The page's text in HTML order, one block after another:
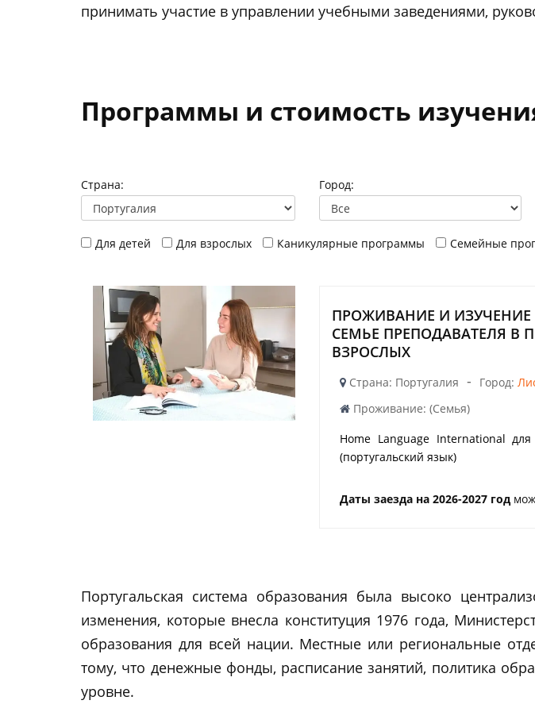
принимать участие в управлении учебными заведениями,
Программы и стоимость
Страна: Город:
Для детей Для взрослых Каникулярные программы Семейные
ПРОЖИВАНИЕ И ИЗУЧЕНИЕ
СЕМЬЕ ПРЕПОДАВАТЕЛЯ В
ВЗРОСЛЫХ
Страна: Португалия - Город:
Проживание: (Семья)
Home Language International
(португальский язык)
Даты заезда на 2026-2027 год
Португальская система образования была высоко
изменения, которые внесла конституция 1976 года,
образования для всей нации. Местные или региональные
тому, что денежные фонды, расписание занятий, политика
уровне.